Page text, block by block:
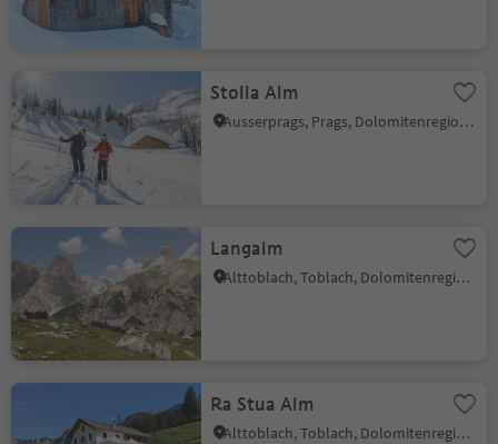
Stolla Alm
Ausserprags, Prags, Dolomitenregion 3 Zinnen
Langalm
Alttoblach, Toblach, Dolomitenregion 3 Zinnen
Ra Stua Alm
Alttoblach, Toblach, Dolomitenregion 3 Zinnen